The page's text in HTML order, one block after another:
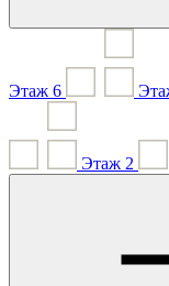
Этаж 6
Этаж 2